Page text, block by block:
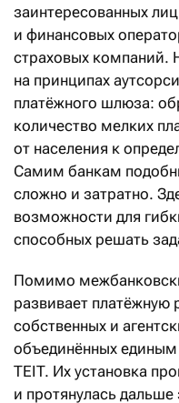
заинтересованных
и финансовых
страховых компаний.
на принципах
платёжного шлюза:
количество мелких
от населения к
Самим банкам
сложно и затратно.
возможности для
способных решать
Помимо
развивает платёжную
собственных и
объединённых
ТEIT. Их установка
и протянулась